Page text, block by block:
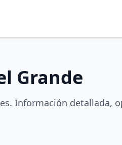
Grande
Información detallada,